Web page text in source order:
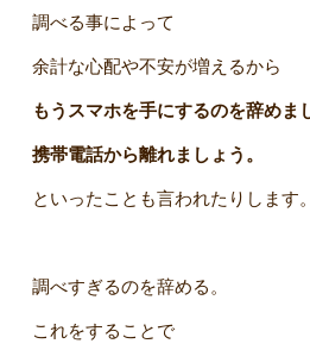
調べる事によって
余計な心配や不安が増えるから
もうスマホを手にするのを辞めま
携帯電話から離れましょう。
といったことも言われたりします。
調べすぎるのを辞める。
これをすることで